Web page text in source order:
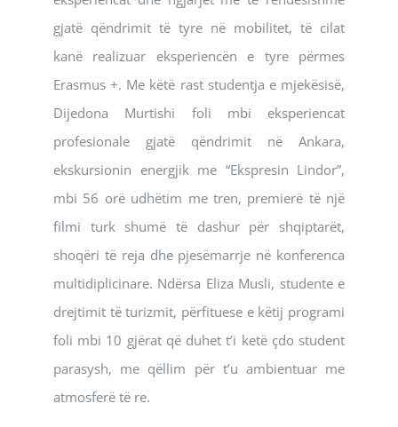
gjatë qëndrimit të tyre në mobilitet, të cilat
kanë realizuar eksperiencën e tyre përmes
Erasmus +. Me këtë rast studentja e mjekësisë,
Dijedona Murtishi foli mbi eksperiencat
profesionale gjatë qëndrimit në Ankara,
ekskursionin energjik me “Ekspresin Lindor”,
mbi 56 orë udhëtim me tren, premierë të një
filmi turk shumë të dashur për shqiptarët,
shoqëri të reja dhe pjesëmarrje në konferenca
multidiplicinare. Ndërsa Eliza Musli, studente e
drejtimit të turizmit, përfituese e këtij programi
foli mbi 10 gjërat që duhet t’i ketë çdo student
parasysh, me qëllim për t’u ambientuar me
atmosferë të re.